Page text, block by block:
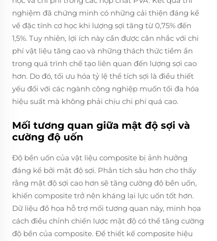
nghiệm đã chứng minh có những cải thiện đáng kể
về đặc tính cơ học khi lượng sợi tăng từ 0,75% đến
1,5%. Tuy nhiên, lợi ích này cần được cân nhắc với chi
phí vật liệu tăng cao và những thách thức tiềm ẩn
trong quá trình chế tạo liên quan đến lượng sợi cao
hơn. Do đó, tối ưu hóa tỷ lệ thể tích sợi là điều thiết
yếu đối với các ngành công nghiệp muốn tối đa hóa
hiệu suất mà không phải chịu chi phí quá cao.
Mối tương quan giữa mật độ sợi và
cường độ uốn
Độ bền uốn của vật liệu composite bị ảnh hưởng
đáng kể bởi mật độ sợi. Phân tích sâu hơn cho thấy
rằng mật độ sợi cao hơn sẽ tăng cường độ bền uốn,
khiến composite trở nên kháng lại lực uốn tốt hơn.
Dữ liệu đồ họa hỗ trợ mối tương quan này, minh họa
cách điều chỉnh chiến lược mật độ có thể tăng cường
độ bền của composite. Để thiết kế composite hiệu